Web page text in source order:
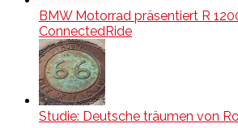
BMW Motorrad präsentiert R
ConnectedRide
Studie: Deutsche träumen von